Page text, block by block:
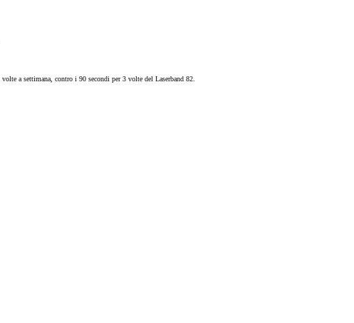
a settimana, contro i 90 secondi per 3 volte del Laserband 82.